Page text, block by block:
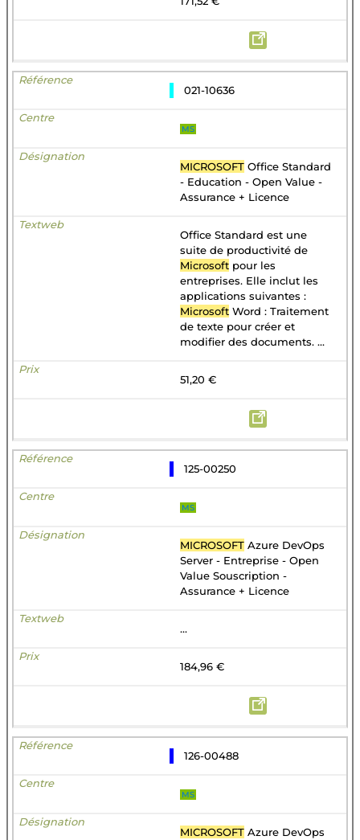
021-10636
MS
MICROSOFT Office Standard
- Education - Open Value -
Assurance + Licence
Office Standard est une
suite de productivité de
Microsoft pour les
entreprises. Elle inclut les
applications suivantes :
Microsoft Word : Traitement
de texte pour créer et
modifier des documents. ...
51,20 €
125-00250
MS
MICROSOFT Azure DevOps
Server - Entreprise - Open
Value Souscription -
Assurance + Licence
...
184,96 €
126-00488
MS
MICROSOFT Azure DevOps